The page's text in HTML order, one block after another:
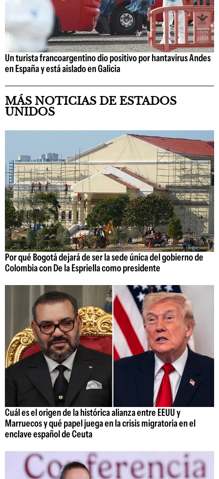
Un turista francoargentino dio positivo por hantavirus Andes
en España y está aislado en Galicia
MÁS NOTICIAS DE ESTADOS
UNIDOS
Por qué Bogotá dejará de ser la sede única del gobierno de
Colombia con De la Espriella como presidente
Cuál es el origen de la histórica alianza entre EEUU y
Marruecos y qué papel juega en la crisis migratoria en el
enclave español de Ceuta